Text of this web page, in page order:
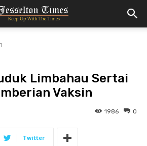
Limbahau Sertai
Vaksin
0
1986
Twitter